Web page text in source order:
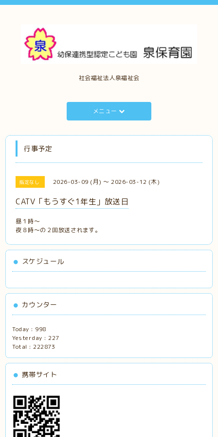
社会福祉法人泉福祉会
メニュー
行事予定
指定なし 2026-03-09 (月) ～ 2026-03-12 (木)
CATV「もうすぐ1年生」放送日
昼１時～
夜８時～の２回放送されます。
スケジュール
カウンター
Today : 998
Yesterday :227
Total :222873
携帯サイト